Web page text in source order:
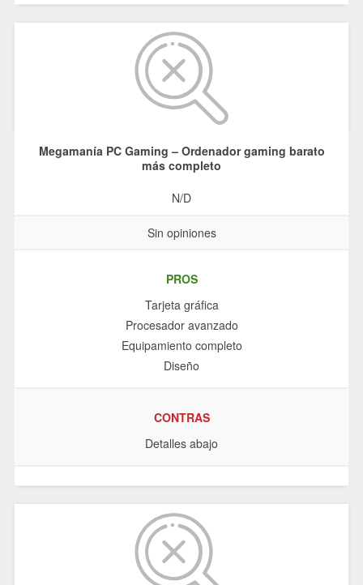
Megamanía PC Gaming – Ordenador gaming barato
más completo
N/D
Sin opiniones
PROS
Tarjeta gráfica
Procesador avanzado
Equipamiento completo
Diseño
CONTRAS
Detalles abajo